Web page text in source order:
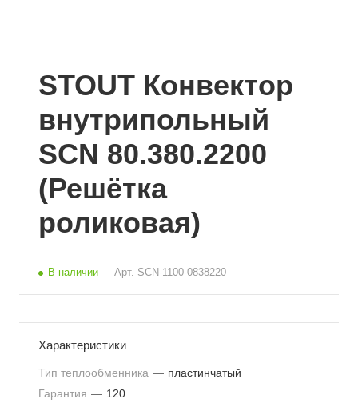
STOUT Конвектор
внутрипольный
SCN 80.380.2200
(Решётка
роликовая)
В наличии Арт. SCN-1100-0838220
Характеристики
Тип теплообменника — пластинчатый
Гарантия — 120